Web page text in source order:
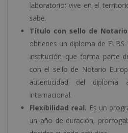
laboratorio: vive en el
sabe.
Título con sello de Notario
obtienes un diploma de ELBS
institución que forma parte
con el sello de Notario
autenticidad del
internacional.
Flexibilidad real. Es un
un año de duración,